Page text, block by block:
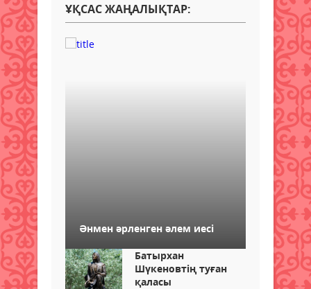
ҰҚСАС ЖАҢАЛЫҚТАР:
Әнмен әрленген әлем иесі
Батырхан
Шүкеновтің туған
қаласы